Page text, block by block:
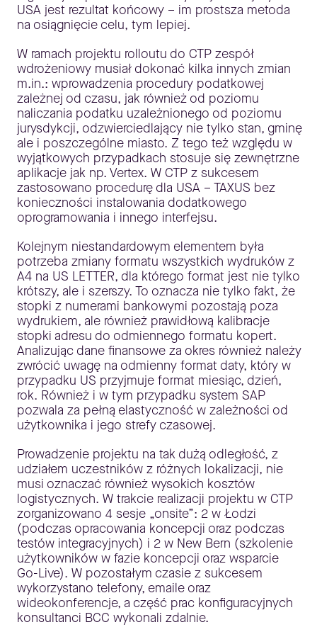
USA jest rezultat końcowy – im prostsza metoda
na osiągnięcie celu, tym lepiej.
W ramach projektu rolloutu do CTP zespół
wdrożeniowy musiał dokonać kilka innych zmian
m.in.: wprowadzenia procedury podatkowej
zależnej od czasu, jak również od poziomu
naliczania podatku uzależnionego od poziomu
jurysdykcji, odzwierciedlający nie tylko stan, gminę
ale i poszczególne miasto. Z tego też względu w
wyjątkowych przypadkach stosuje się zewnętrzne
aplikacje jak np. Vertex. W CTP z sukcesem
zastosowano procedurę dla USA – TAXUS bez
konieczności instalowania dodatkowego
oprogramowania i innego interfejsu.
Kolejnym niestandardowym elementem była
potrzeba zmiany formatu wszystkich wydruków z
A4 na US LETTER, dla którego format jest nie tylko
krótszy, ale i szerszy. To oznacza nie tylko fakt, że
stopki z numerami bankowymi pozostają poza
wydrukiem, ale również prawidłową kalibracje
stopki adresu do odmiennego formatu kopert.
Analizując dane finansowe za okres również należy
zwrócić uwagę na odmienny format daty, który w
przypadku US przyjmuje format miesiąc, dzień,
rok. Również i w tym przypadku system SAP
pozwala za pełną elastyczność w zależności od
użytkownika i jego strefy czasowej.
Prowadzenie projektu na tak dużą odległość, z
udziałem uczestników z różnych lokalizacji, nie
musi oznaczać również wysokich kosztów
logistycznych. W trakcie realizacji projektu w CTP
zorganizowano 4 sesje „onsite”: 2 w Łodzi
(podczas opracowania koncepcji oraz podczas
testów integracyjnych) i 2 w New Bern (szkolenie
użytkowników w fazie koncepcji oraz wsparcie
Go-Live). W pozostałym czasie z sukcesem
wykorzystano telefony, emaile oraz
wideokonferencje, a część prac konfiguracyjnych
konsultanci BCC wykonali zdalnie.